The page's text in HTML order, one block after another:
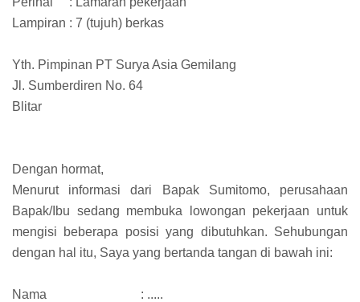
Lampiran : 7 (tujuh) berkas
Yth. Pimpinan PT Surya Asia Gemilang
Jl. Sumberdiren No. 64
Blitar
Dengan hormat,
Menurut informasi dari Bapak Sumitomo, perusahaan
Bapak/Ibu sedang membuka lowongan pekerjaan untuk
mengisi beberapa posisi yang dibutuhkan. Sehubungan
dengan hal itu, Saya yang bertanda tangan di bawah ini:
Nama
: .....